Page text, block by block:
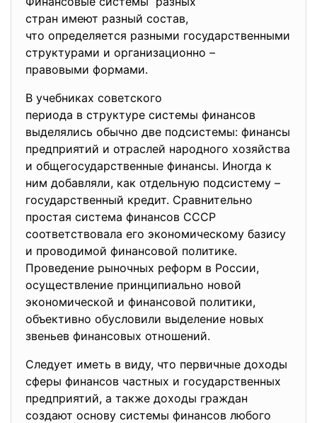
стран имеют разный состав,
что определяется разными государственными
структурами и организационно –
правовыми формами.
В учебниках советского
периода в структуре системы финансов
выделялись обычно две подсистемы: финансы
предприятий и отраслей народного хозяйства
и общегосударственные финансы. Иногда к
ним добавляли, как отдельную подсистему –
государственный кредит. Сравнительно
простая система финансов СССР
соответствовала его экономическому базису
и проводимой финансовой политике.
Проведение рыночных реформ в России,
осуществление принципиально новой
экономической и финансовой политики,
объективно обусловили выделение новых
звеньев финансовых отношений.
Следует иметь в виду, что первичные доходы
сферы финансов частных и государственных
предприятий, а также доходы граждан
создают основу системы финансов любого